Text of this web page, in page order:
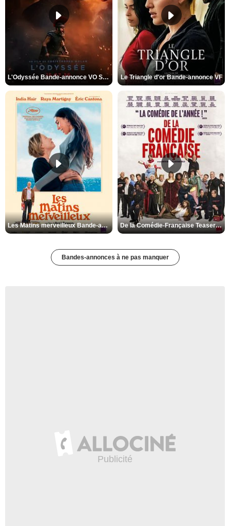
L'Odyssée Bande-annonce VO STFR Le Triangle d'or Bande-annonce VF
Les Matins merveilleux Bande-annonce VF De la Comédie-Française Teaser VF
Bandes-annonces à ne pas manquer